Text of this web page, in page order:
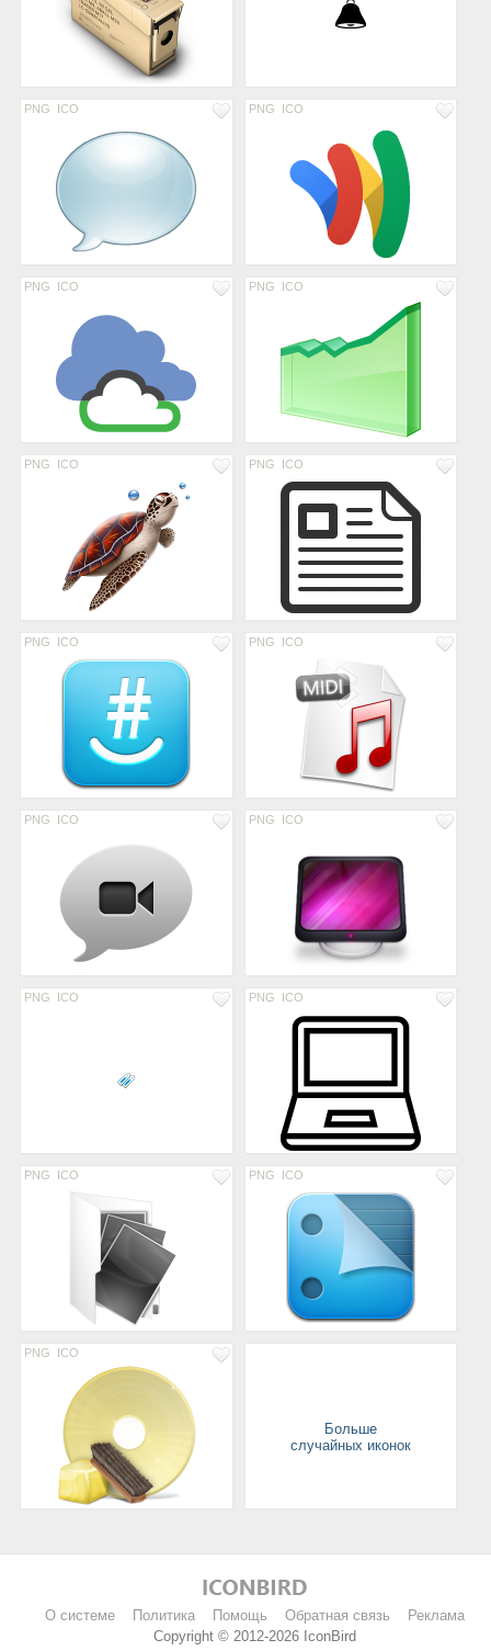
PNG ICO PNG ICO
PNG ICO PNG ICO
PNG ICO PNG ICO
PNG ICO PNG ICO
PNG ICO PNG ICO
PNG ICO PNG ICO
PNG ICO PNG ICO
PNG ICO
Больше
случайных иконок
О системе Политика Помощь Обратная связь
Реклама
Copyright © 2012-2026 IconBird